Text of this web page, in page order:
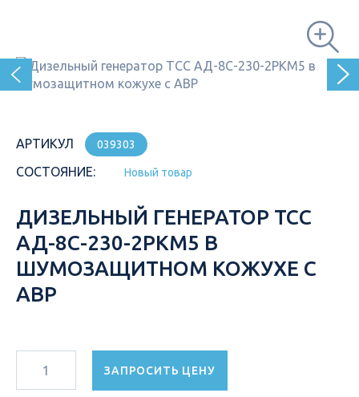
АРТИКУЛ 039303
СОСТОЯНИЕ: Новый товар
ДИЗЕЛЬНЫЙ ГЕНЕРАТОР ТСС
АД-8С-230-2РКМ5 В
ШУМОЗАЩИТНОМ КОЖУХЕ С
АВР
ЗАПРОСИТЬ ЦЕНУ